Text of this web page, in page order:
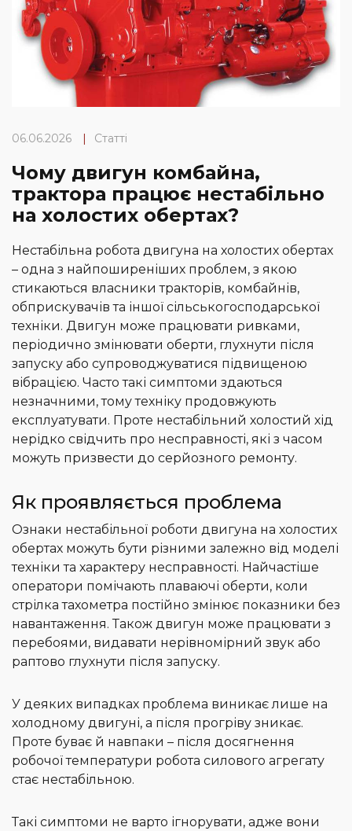
06.06.2026 Статті
Чому двигун комбайна,
трактора працює нестабільно
на холостих обертах?
Нестабільна робота двигуна на холостих обертах
– одна з найпоширеніших проблем, з якою
стикаються власники тракторів, комбайнів,
обприскувачів та іншої сільськогосподарської
техніки. Двигун може працювати ривками,
періодично змінювати оберти, глухнути після
запуску або супроводжуватися підвищеною
вібрацією. Часто такі симптоми здаються
незначними, тому техніку продовжують
експлуатувати. Проте нестабільний холостий хід
нерідко свідчить про несправності, які з часом
можуть призвести до серйозного ремонту.
Як проявляється проблема
Ознаки нестабільної роботи двигуна на холостих
обертах можуть бути різними залежно від моделі
техніки та характеру несправності. Найчастіше
оператори помічають плаваючі оберти, коли
стрілка тахометра постійно змінює показники без
навантаження. Також двигун може працювати з
перебоями, видавати нерівномірний звук або
раптово глухнути після запуску.
У деяких випадках проблема виникає лише на
холодному двигуні, а після прогріву зникає.
Проте буває й навпаки – після досягнення
робочої температури робота силового агрегату
стає нестабільною.
Такі симптоми не варто ігнорувати, адже вони